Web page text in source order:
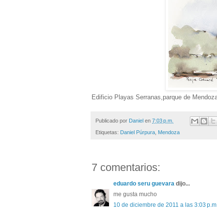
Edificio Playas Serranas,parque de
Publicado por Daniel en 7:03 p.m.
Etiquetas: Daniel Púrpura, Mendoza
7 comentarios:
eduardo seru guevara dijo...
me gusta mucho
10 de diciembre de 2011 a las 3:03